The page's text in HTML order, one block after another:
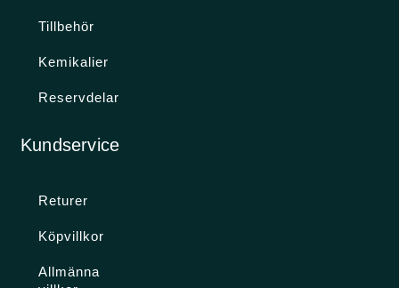
Tillbehör
Kemikalier
Reservdelar
Kundservice
Returer
Köpvillkor
Allmänna